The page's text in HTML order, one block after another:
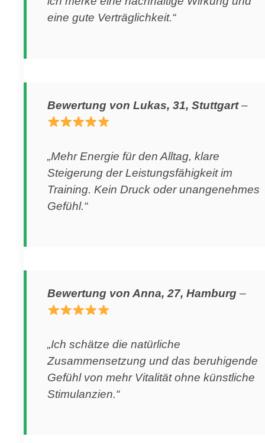
eine gute Verträglichkeit.“
Bewertung von Lukas, 31, Stuttgart–
„Mehr Energie für den Alltag, klare
Steigerung der Leistungsfähigkeit im
Training. Kein Druck oder unangenehmes
Gefühl.“
Bewertung von Anna, 27, Hamburg –
„Ich schätze die natürliche
Zusammensetzung und das beruhigende
Gefühl von mehr Vitalität ohne künstliche
Stimulanzien.“